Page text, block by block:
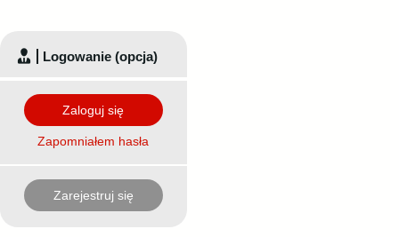
Logowanie (opcja)
Zaloguj się
Zapomniałem hasła
Zarejestruj się